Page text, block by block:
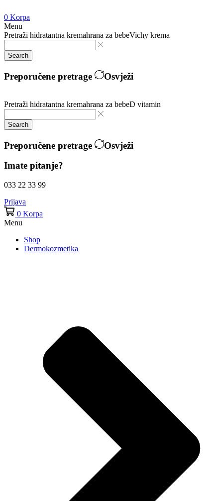
0 Korpa
Menu
Pretraži hidratantna kremahrana za bebeVichy krema
Search
Preporučene pretrage Osvježi
Pretraži hidratantna kremahrana za bebeD vitamin
Search
Preporučene pretrage
Osvježi
Imate pitanje?
033 22 33 99
Prijava
0 Korpa
Menu
Shop
Dermokozmetika